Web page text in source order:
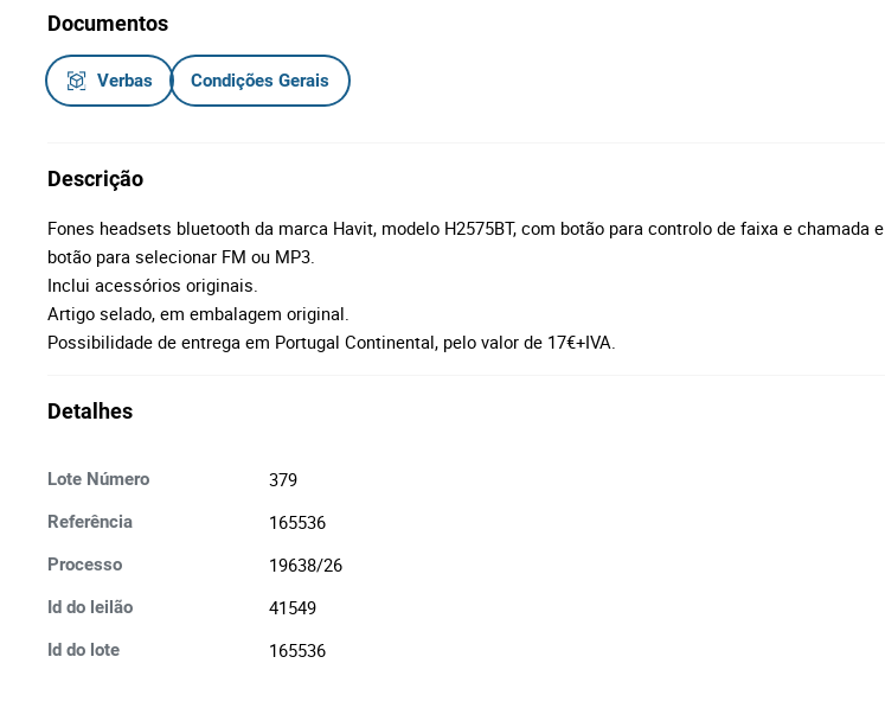
Documentos
Verbas Condições Gerais
Descrição
Fones headsets bluetooth da marca Havit, modelo H2575BT, com botão para controlo de faixa e chamada e
botão para selecionar FM ou MP3.
Inclui acessórios originais.
Artigo selado, em embalagem original.
Possibilidade de entrega em Portugal Continental, pelo valor de 17€+IVA.
Detalhes
Lote Número 379
Referência 165536
Processo 19638/26
Id do leilão 41549
Id do lote 165536